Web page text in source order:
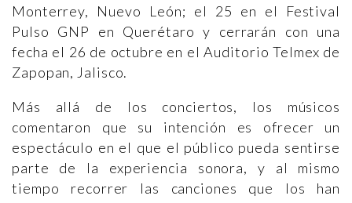
Monterrey, Nuevo León; el 25 en el Festival
Pulso GNP en Querétaro y cerrarán con una
fecha el 26 de octubre en el Auditorio Telmex de
Zapopan, Jalisco.
Más allá de los conciertos, los músicos
comentaron que su intención es ofrecer un
espectáculo en el que el público pueda sentirse
parte de la experiencia sonora, y al mismo
tiempo recorrer las canciones que los han